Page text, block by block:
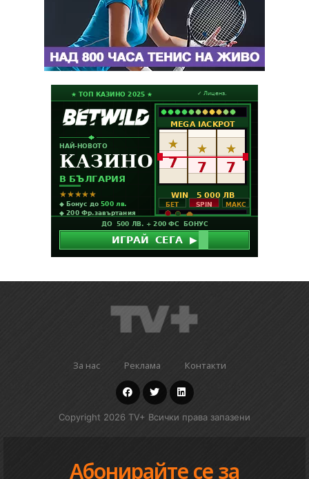
За нас Реклама Контакти
Copyright 2026 TV+ Всички права запазени
Абонирайте се за